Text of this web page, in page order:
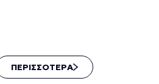
ΠΕΡΙΣΣΟΤΕΡΑ